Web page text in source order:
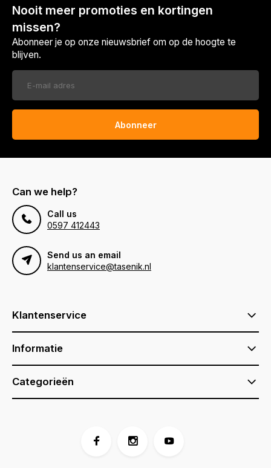
Nooit meer promoties en kortingen
missen?
Abonneer je op onze nieuwsbrief om op de hoogte te
blijven.
Abonneer
Can we help?
Call us
0597 412443
Send us an email
klantenservice@tasenik.nl
Klantenservice
Informatie
Categorieën